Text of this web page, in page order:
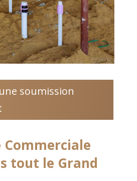
soumission
Commerciale
tout le Grand